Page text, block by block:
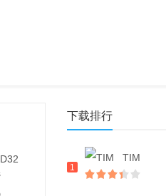
下载排行
1
TIM